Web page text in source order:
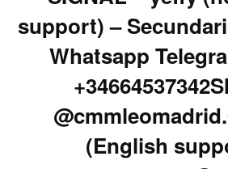
support) –
Whatsapp
(English